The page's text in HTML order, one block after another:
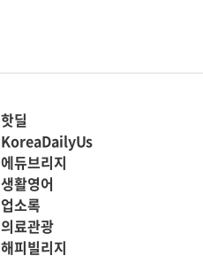
핫딜
KoreaDailyUs
에듀브리지
생활영어
업소록